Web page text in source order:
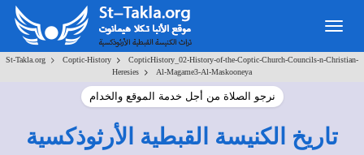
St-Takla.org > Coptic-History >
CopticHistory_02-History-of-the-Coptic-Church-Councils-n-Christian-
Heresies
> Al-Magame3-Al-Maskooneya
نرجو الصلاة من أجل خدمة الموقع والخدام
تاريخ الكنيسة القبطية الأرثوذكسية